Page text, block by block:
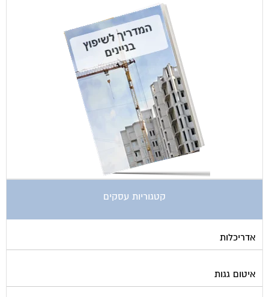
קטגוריות עסקים
אדריכלות
איטום גגות